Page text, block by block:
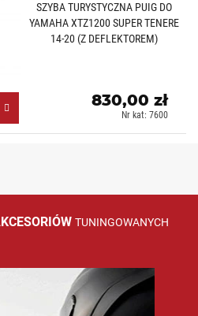
SZYBA TURYSTYCZNA PUIG DO
YAMAHA XTZ1200 SUPER TENERE
14-20 (Z DEFLEKTOREM)
(H)
830,00 zł
Nr kat: 7600
TUNINGOWANYCH